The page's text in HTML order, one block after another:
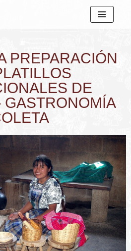
PREPARACIÓN
DE
GASTRONOMÍA